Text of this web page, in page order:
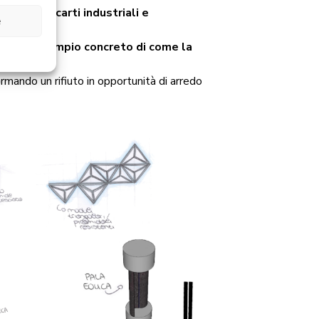
vita agli scarti industriali e
è un esempio concreto di come la
un rifiuto in opportunità di arredo